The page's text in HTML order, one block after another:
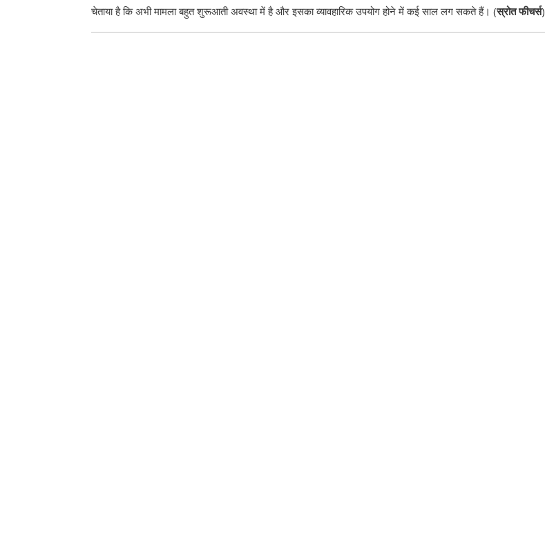
चेताया है कि अभी मामला बहुत शुरूआती अवस्था में है और इसका व्यावहारिक उपयोग होने में कई साल लग सकते हैं। (स्रोत फीचर्स)